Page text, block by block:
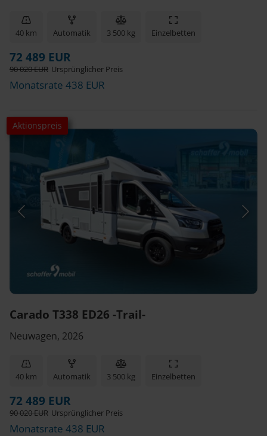
40 km Automatik 3 500 kg Einzelbetten
72 489 EUR
90 020 EUR Ursprünglicher Preis
Monatsrate 438 EUR
Aktionspreis
Carado T338 ED26 -Trail-
Neuwagen, 2026
40 km Automatik 3 500 kg Einzelbetten
72 489 EUR
90 020 EUR Ursprünglicher Preis
Monatsrate 438 EUR